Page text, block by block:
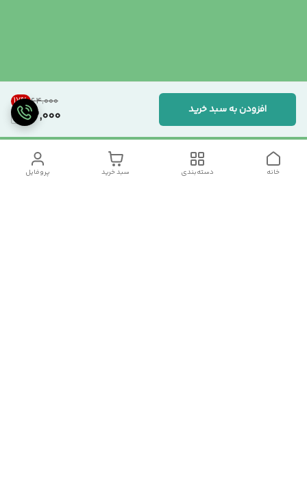
۶۴٬۰۰۰ 17%
53,000 افزودن به سبد خرید
پروفایل سبد خرید دسته‌بندی خانه